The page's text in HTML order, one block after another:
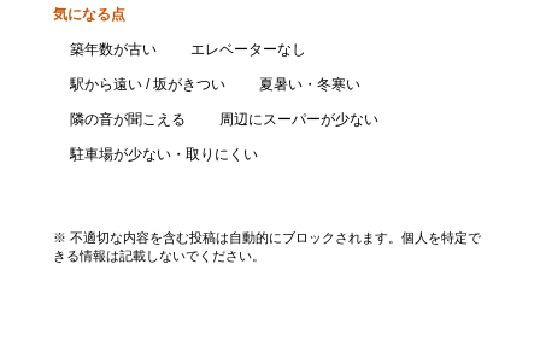
気になる点
築年数が古い エレベーターなし
駅から遠い / 坂がきつい 夏暑い・冬寒い
隣の音が聞こえる 周辺にスーパーが少ない
駐車場が少ない・取りにくい
※ 不適切な内容を含む投稿は自動的にブロックされます。個人を特定で
きる情報は記載しないでください。